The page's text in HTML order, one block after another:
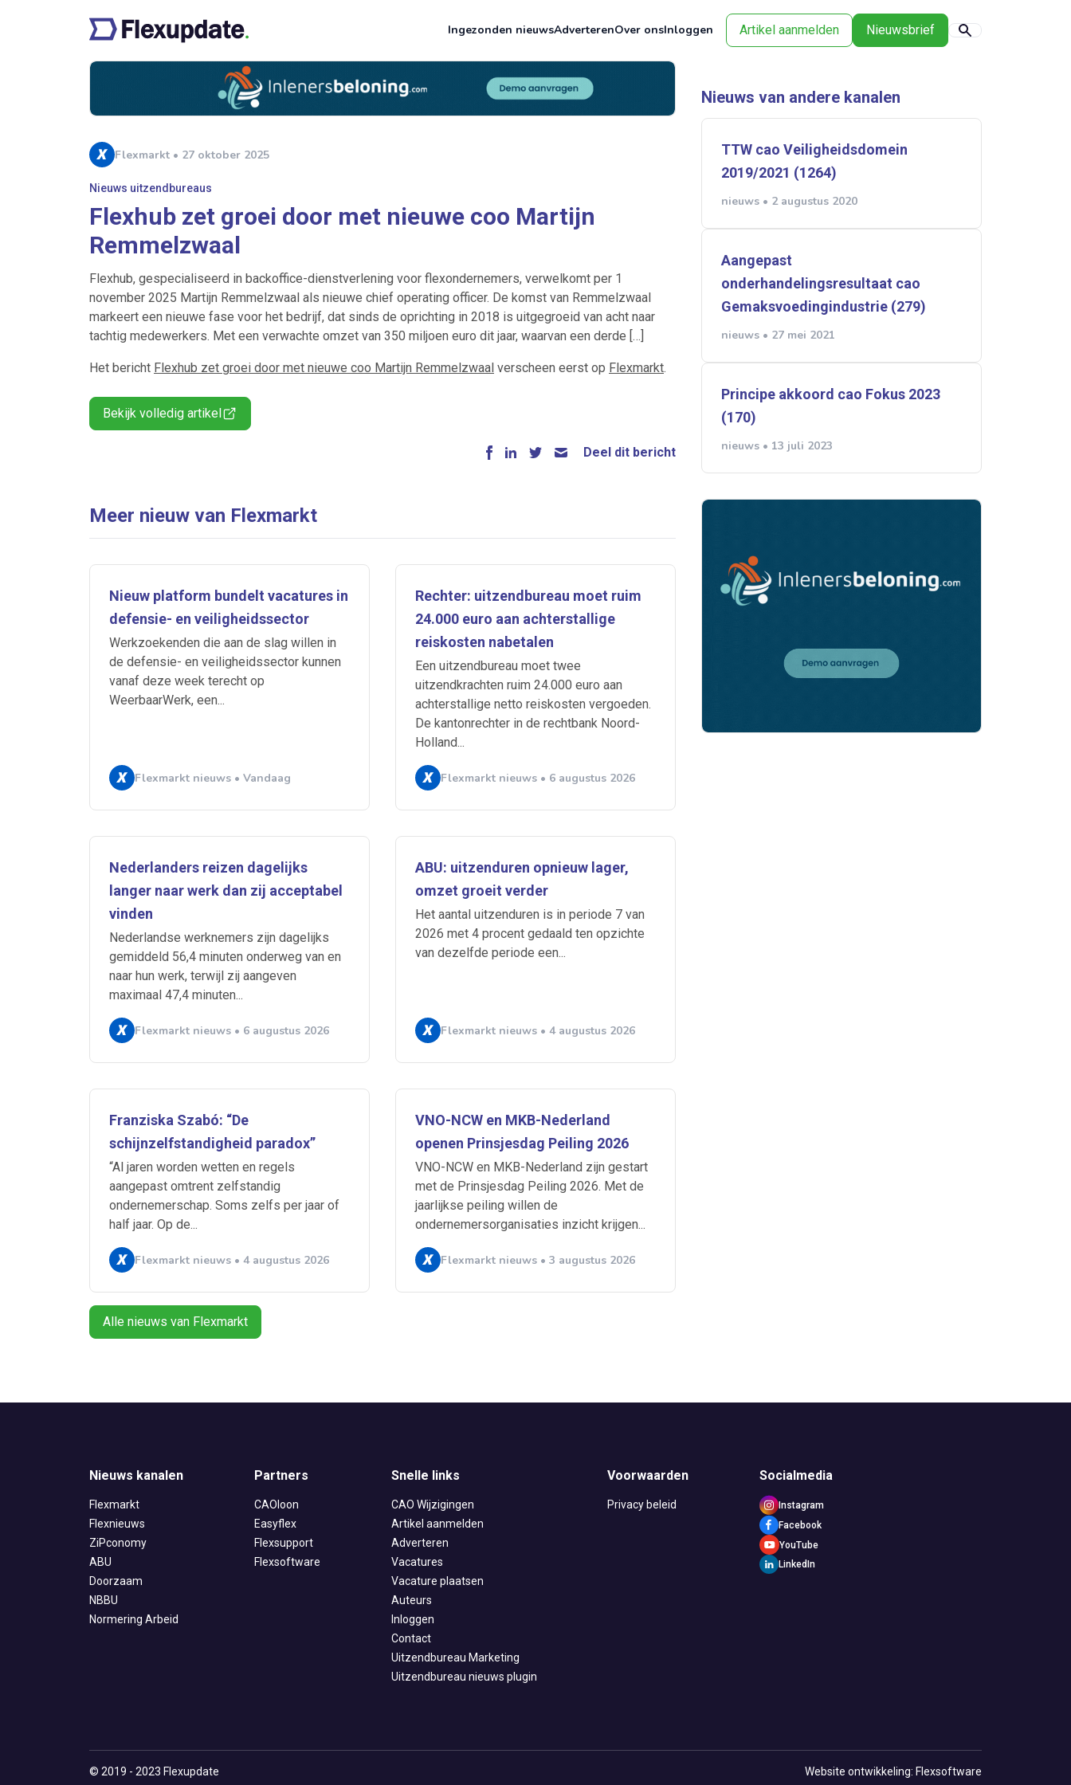
Ingezonden nieuwsAdverterenOver onsInloggen Artikel aanmelden Nieuwsbrief
Flexmarkt • 27 oktober 2025
Nieuws uitzendbureaus
Flexhub zet groei door met nieuwe coo Martijn
Remmelzwaal
Flexhub, gespecialiseerd in backoffice-dienstverlening voor flexondernemers, verwelkomt per 1
november 2025 Martijn Remmelzwaal als nieuwe chief operating officer. De komst van Remmelzwaal
markeert een nieuwe fase voor het bedrijf, dat sinds de oprichting in 2018 is uitgegroeid van acht naar
tachtig medewerkers. Met een verwachte omzet van 350 miljoen euro dit jaar, waarvan een derde […]
Het bericht Flexhub zet groei door met nieuwe coo Martijn Remmelzwaal verscheen eerst op Flexmarkt.
Bekijk volledig artikel
Deel dit bericht
Meer nieuw van Flexmarkt
Nieuw platform bundelt vacatures in
defensie- en veiligheidssector
Werkzoekenden die aan de slag willen in
de defensie- en veiligheidssector kunnen
vanaf deze week terecht op
WeerbaarWerk, een...
Flexmarkt nieuws • Vandaag
Rechter: uitzendbureau moet ruim
24.000 euro aan achterstallige
reiskosten nabetalen
Een uitzendbureau moet twee
uitzendkrachten ruim 24.000 euro aan
achterstallige netto reiskosten vergoeden.
De kantonrechter in de rechtbank Noord-
Holland...
Flexmarkt nieuws • 6 augustus 2026
Nederlanders reizen dagelijks
langer naar werk dan zij acceptabel
vinden
Nederlandse werknemers zijn dagelijks
gemiddeld 56,4 minuten onderweg van en
naar hun werk, terwijl zij aangeven
maximaal 47,4 minuten...
Flexmarkt nieuws • 6 augustus 2026
ABU: uitzenduren opnieuw lager,
omzet groeit verder
Het aantal uitzenduren is in periode 7 van
2026 met 4 procent gedaald ten opzichte
van dezelfde periode een...
Flexmarkt nieuws • 4 augustus 2026
Franziska Szabó: “De
schijnzelfstandigheid paradox”
“Al jaren worden wetten en regels
aangepast omtrent zelfstandig
ondernemerschap. Soms zelfs per jaar of
half jaar. Op de...
Flexmarkt nieuws • 4 augustus 2026
VNO-NCW en MKB-Nederland
openen Prinsjesdag Peiling 2026
VNO-NCW en MKB-Nederland zijn gestart
met de Prinsjesdag Peiling 2026. Met de
jaarlijkse peiling willen de
ondernemersorganisaties inzicht krijgen...
Flexmarkt nieuws • 3 augustus 2026
Alle nieuws van Flexmarkt
Nieuws van andere kanalen
TTW cao Veiligheidsdomein
2019/2021 (1264)
nieuws • 2 augustus 2020
Aangepast
onderhandelingsresultaat cao
Gemaksvoedingindustrie (279)
nieuws • 27 mei 2021
Principe akkoord cao Fokus 2023
(170)
nieuws • 13 juli 2023
Ontvang vacatures direct in je mailbox
Alerts ontvangen
Nieuws kanalen
Flexmarkt
Flexnieuws
ZiPconomy
ABU
Doorzaam
NBBU
Normering Arbeid
Partners
CAOloon
Easyflex
Flexsupport
Flexsoftware
Snelle links
CAO Wijzigingen
Artikel aanmelden
Adverteren
Vacatures
Vacature plaatsen
Auteurs
Inloggen
Contact
Uitzendbureau Marketing
Uitzendbureau nieuws plugin
Voorwaarden
Privacy beleid
Socialmedia
Instagram
Facebook
YouTube
LinkedIn
© 2019 - 2023 Flexupdate Website ontwikkeling: Flexsoftware
ZiPconomy